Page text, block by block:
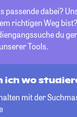
passende dabei?
richtigen Weg
du
Tools.
ich wo
mit der